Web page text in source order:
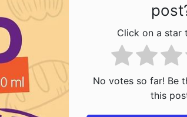
Click on a star
No votes so far! Be
this